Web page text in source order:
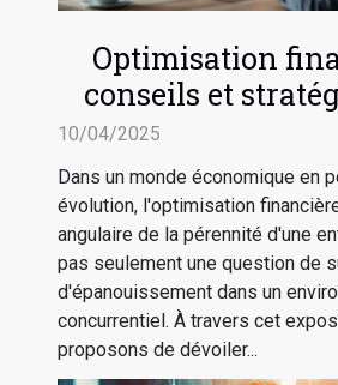
Optimisation
conseils et
sécuriser l'avenir
10/04/2025
Dans un monde économique en
évolution, l'optimisation
angulaire de la pérennité d'une
pas seulement une question de
d'épanouissement dans un
concurrentiel. À travers cet
proposons de dévoiler...